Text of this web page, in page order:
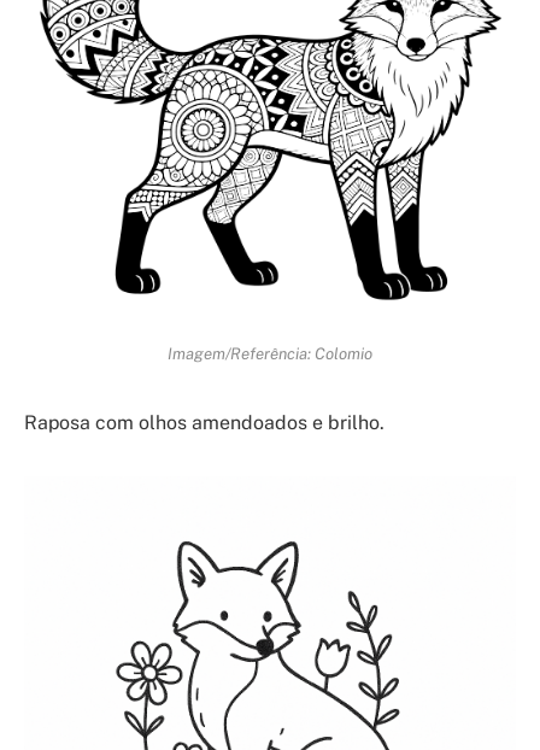
Imagem/Referência: Colomio
Raposa com olhos amendoados e brilho.